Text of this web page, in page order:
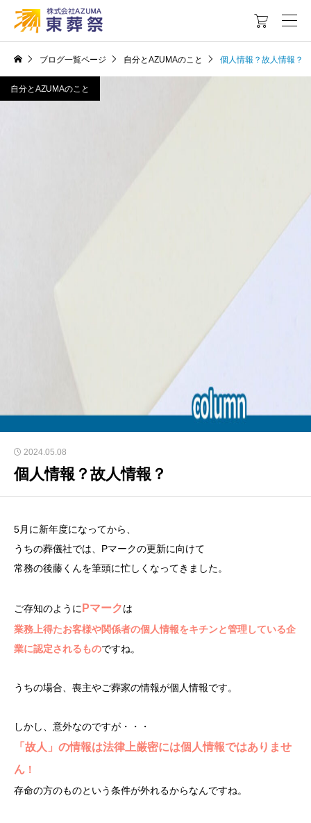

ブログ一覧ページ 自分とAZUMAのこと 個人情報？故人情報？
自分とAZUMAのこと
2024.05.08
個人情報？故人情報？
5月に新年度になってから、
うちの葬儀社では、Pマークの更新に向けて
常務の後藤くんを筆頭に忙しくなってきました。
ご存知のように Pマークは
業務上得たお客様や関係者の個人情報をキチンと管理している企
業に認定されるものですね。
うちの場合、喪主やご葬家の情報が個人情報です。
しかし、意外なのですが・・・
「故人」の情報は法律上厳密には個人情報ではありませ
ん ！
存命の方のものという条件が外れるからなんですね。